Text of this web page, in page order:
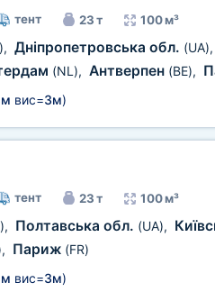
тент 23 т 100 м³
, Дніпропетровська обл. (UA)
(NL), Антверпен (BE),
вис=3м)
тент 23 т 100 м³
, Полтавська обл. (UA),
, Париж (FR)
вис=3м)